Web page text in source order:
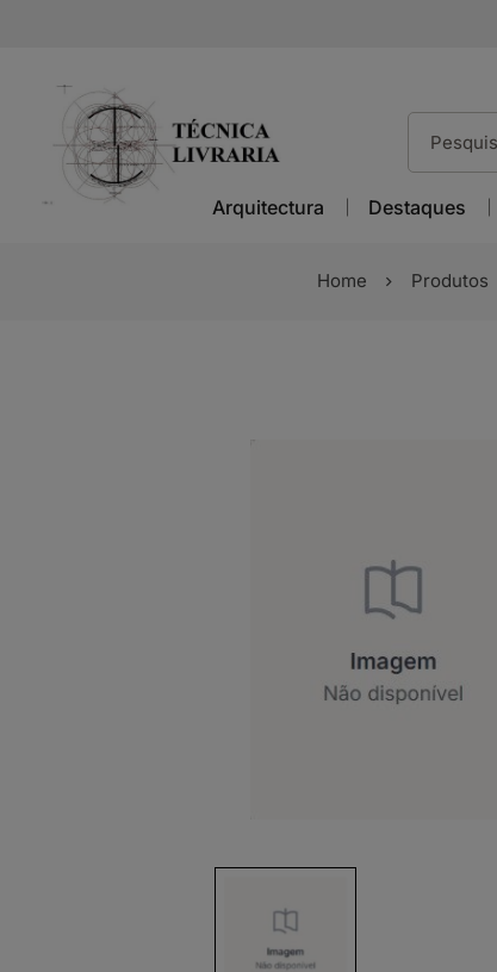
Arquitectura Destaques
Home Produtos